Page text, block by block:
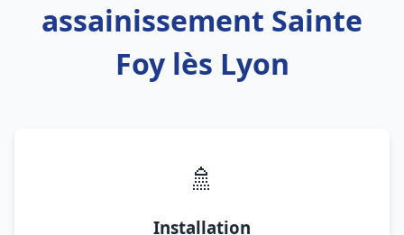
assainissement Sainte
Foy lès Lyon
🚿
Installation